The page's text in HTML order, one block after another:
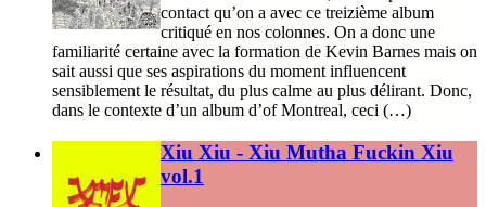
contact qu’on a avec ce treizième album
critiqué en nos colonnes. On a donc une
familiarité certaine avec la formation de Kevin Barnes mais on
sait aussi que ses aspirations du moment influencent
sensiblement le résultat, du plus calme au plus délirant. Donc,
dans le contexte d’un album d’of Montreal, ceci (…)
Xiu Xiu - Xiu Mutha Fuckin Xiu
vol.1